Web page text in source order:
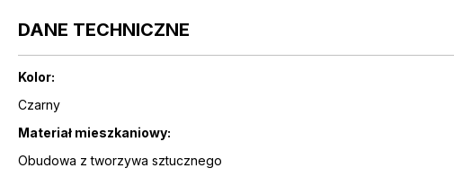
DANE TECHNICZNE
Kolor:
Czarny
Materiał mieszkaniowy:
Obudowa z tworzywa sztucznego